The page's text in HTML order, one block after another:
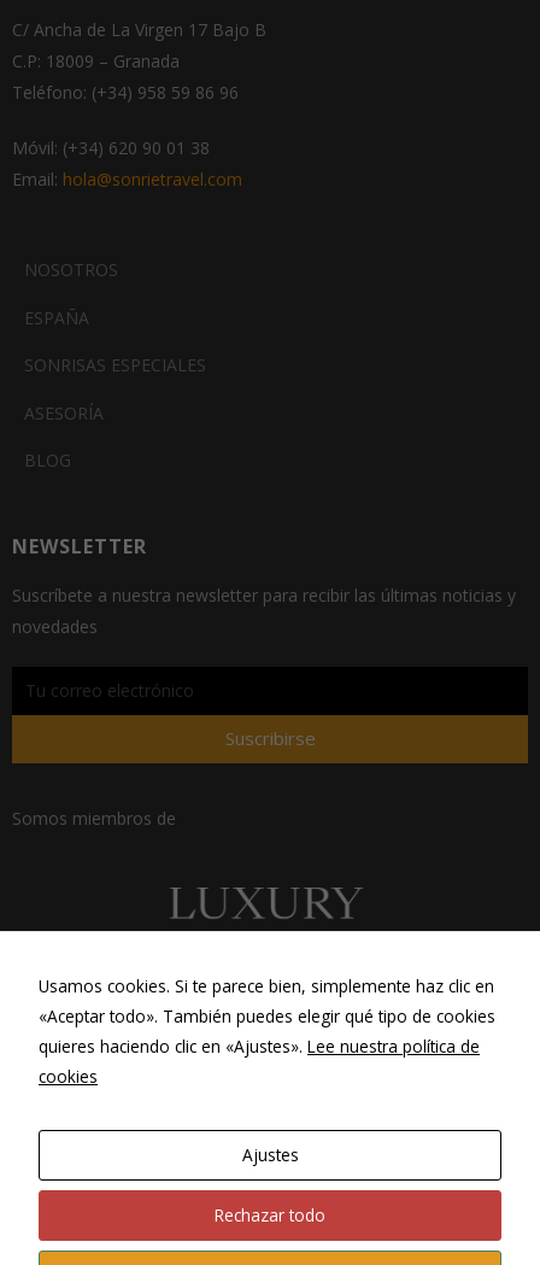
C/ Ancha de La Virgen 17 Bajo B
C.P: 18009 – Granada
Teléfono: (+34) 958 59 86 96
Móvil: (+34) 620 90 01 38
Email: hola@sonrietravel.com
NOSOTROS
ESPAÑA
SONRISAS ESPECIALES
ASESORÍA
BLOG
NEWSLETTER
Suscríbete a nuestra newsletter para recibir las últimas noticias y
novedades
Suscribirse
Somos miembros de
Web porSi2 Soluciones
Usamos cookies. Si te parece bien, simplemente haz clic en
«Aceptar todo». También puedes elegir qué tipo de cookies
quieres haciendo clic en «Ajustes». Lee nuestra política de
cookies
Ajustes
Rechazar todo